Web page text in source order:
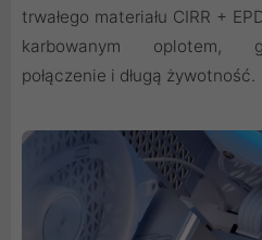
trwałego materiału CIRR +
karbowanym oplotem,
połączenie i długą żywotność.